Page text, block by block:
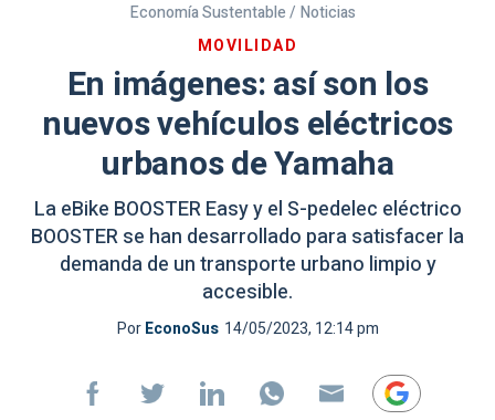
Economía Sustentable / Noticias
MOVILIDAD
En imágenes: así son los
nuevos vehículos eléctricos
urbanos de Yamaha
La eBike BOOSTER Easy y el S-pedelec eléctrico
BOOSTER se han desarrollado para satisfacer la
demanda de un transporte urbano limpio y
accesible.
PorEconoSus 14/05/2023, 12:14 pm